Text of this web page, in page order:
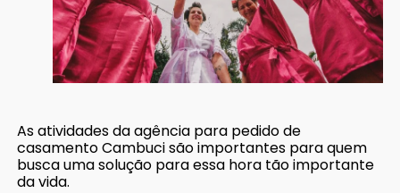
As atividades da agência para pedido de
casamento Cambuci são importantes para quem
busca uma solução para essa hora tão importante
da vida.